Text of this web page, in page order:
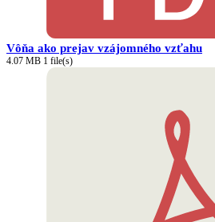
Vôňa ako prejav vzájomného vzťahu
4.07 MB 1 file(s)